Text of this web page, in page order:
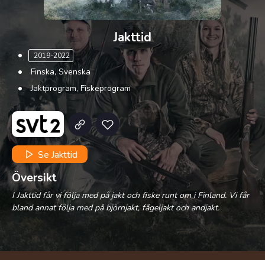
Jakttid
2019-2022
Finska, Svenska
Jaktprogram, Fiskeprogram
Se Jakttid
Översikt
I Jakttid får vi följa med på jakt och fiske runt om i Finland. Vi får
bland annat följa med på björnjakt, fågeljakt och andjakt.